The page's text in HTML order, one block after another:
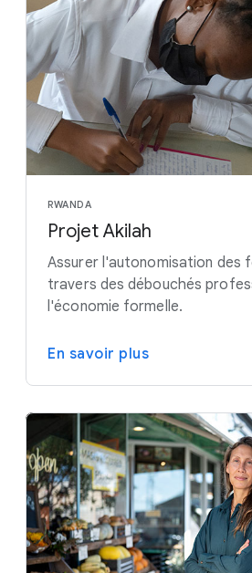
RWANDA
Projet Akilah
Assurer l'autonomisation des
travers des débouchés
l'économie formelle.
En savoir plus